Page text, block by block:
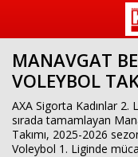
MANAVGAT
VOLEYBOL
AXA Sigorta Kadınlar 2.
sırada tamamlayan
Takımı, 2025-2026
Voleybol 1. Liginde